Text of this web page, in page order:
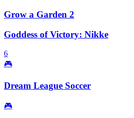
Grow a Garden 2
Goddess of Victory: Nikke
6
🎮
Dream League Soccer
🎮